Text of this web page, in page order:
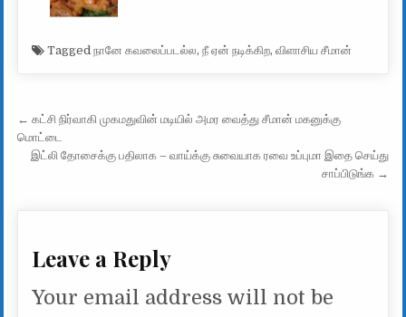
Taggedநானே கவலைப்படல்ல,நீ ஏன் நடிக்கிற,விளாசிய சீமான்
Post navigation
← கட்சி நிர்வாகி முகமதுவின் மடியில் அமர வைத்து சீமான் மகனுக்கு
மொட்டை
இட்லி தோசைக்கு பதிலாக – வாய்க்கு சுவையாக ரவை உப்புமா இதை செய்து
சாப்பிடுங்க →
Leave a Reply
Your email address will not be